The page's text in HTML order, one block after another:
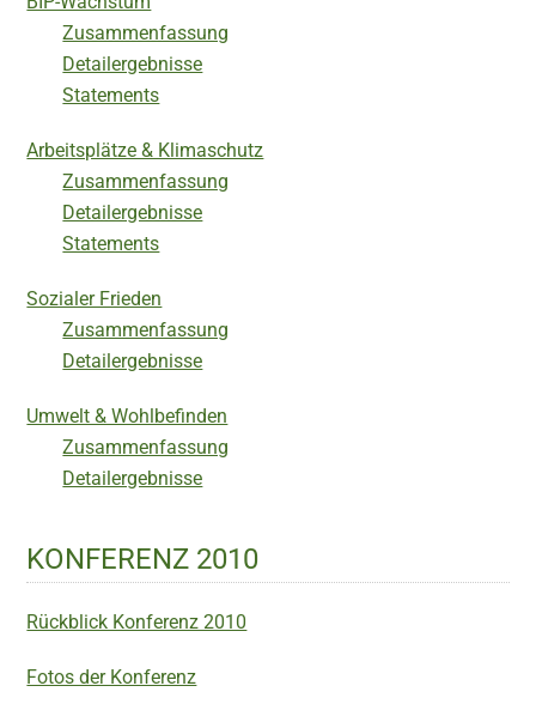
Zusammenfassung
Detailergebnisse
Statements
Arbeitsplätze & Klimaschutz
Zusammenfassung
Detailergebnisse
Statements
Sozialer Frieden
Zusammenfassung
Detailergebnisse
Umwelt & Wohlbefinden
Zusammenfassung
Detailergebnisse
KONFERENZ 2010
Rückblick Konferenz 2010
Fotos der Konferenz